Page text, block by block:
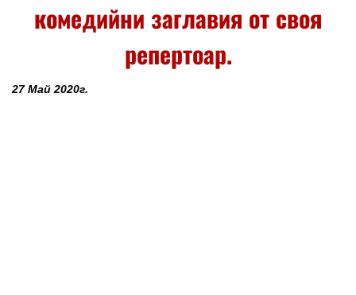
комедийни заглавия от своя
репертоар.
27 Май 2020г.